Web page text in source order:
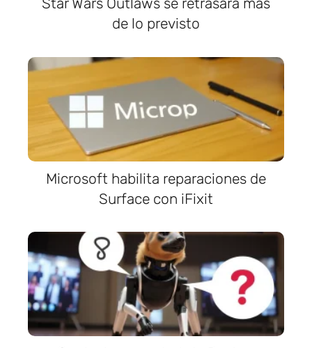
de lo previsto
Microsoft habilita reparaciones de
Surface con iFixit